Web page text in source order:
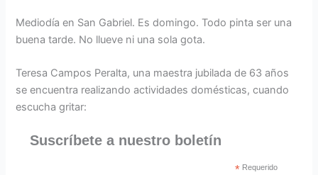
Mediodía en San Gabriel. Es domingo. Todo pinta ser una
buena tarde. No llueve ni una sola gota.
Teresa Campos Peralta, una maestra jubilada de 63 años
se encuentra realizando actividades domésticas, cuando
escucha gritar:
Suscríbete a nuestro boletín
* Requerido